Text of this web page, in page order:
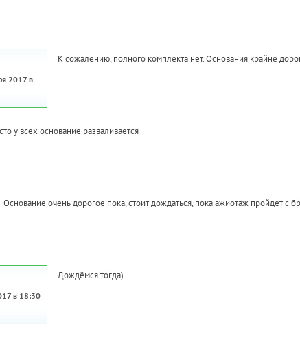
2017 в
К сожалению, полного комплекта нет. Основания крайне
у всех основание разваливается
Основание очень дорогое пока, стоит дождаться, пока ажиотаж пройдет с
в 18:30
Дождёмся тогда)